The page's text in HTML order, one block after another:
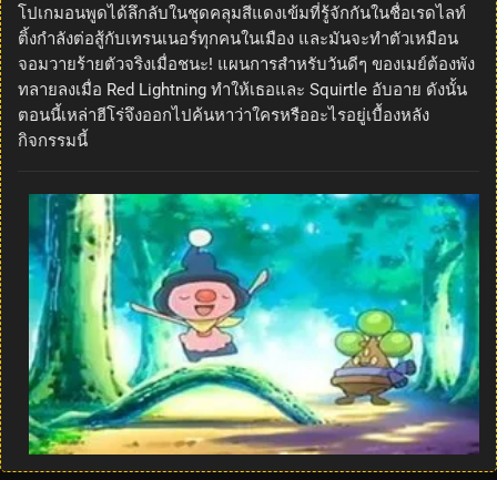
โปเกมอนพูดได้ลึกลับในชุดคลุมสีแดงเข้มที่รู้จักกันในชื่อเรดไลท์
ติ้งกำลังต่อสู้กับเทรนเนอร์ทุกคนในเมือง และมันจะทำตัวเหมือน
จอมวายร้ายตัวจริงเมื่อชนะ! แผนการสำหรับวันดีๆ ของเมย์ต้องพัง
ทลายลงเมื่อ Red Lightning ทำให้เธอและ Squirtle อับอาย ดังนั้น
ตอนนี้เหล่าฮีโร่จึงออกไปค้นหาว่าใครหรืออะไรอยู่เบื้องหลัง
กิจกรรมนี้